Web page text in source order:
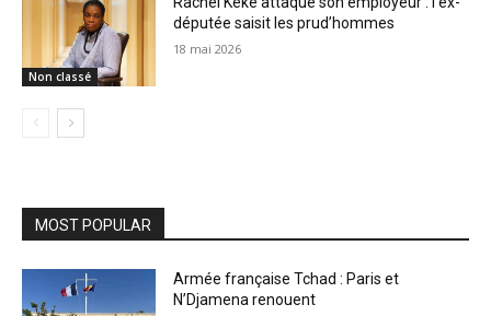
Non classé
députée saisit les prud’hommes
18 mai 2026
MOST POPULAR
Armée française Tchad : Paris et
N’Djamena renouent